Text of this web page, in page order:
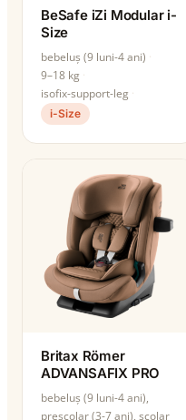
BeSafe iZi Modular i-
Size
bebeluș (9 luni-4 ani)
9–18 kg
isofix-support-leg
i-Size
Britax Römer
ADVANSAFIX PRO
bebeluș (9 luni-4 ani),
preșcolar (3-7 ani), școlar